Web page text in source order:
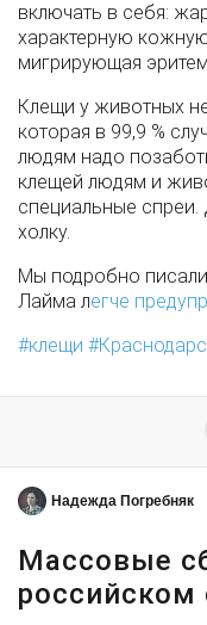
включать в себя:
характерную
мигрирующая
Клещи у животных
которая в 99,9 %
людям надо
клещей людям и
специальные
холку.
Мы подробно
Лайма легче
клещи
Надежда Погребняк
Массовые
российском